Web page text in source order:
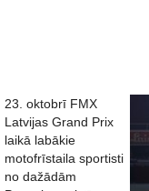
23. oktobrī FMX
Latvijas Grand Prix
laikā labākie
motofrīstaila sportisti
no dažādām